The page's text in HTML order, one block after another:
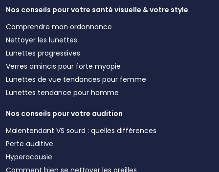
Nos conseils pour votre santé visuelle & votre style
Comprendre mon ordonnance
Nettoyer les lunettes
Lunettes progressives
Verres amincis pour forte myopie
Lunettes de vue tendances pour femme
Lunettes tendance pour homme
Nos conseils pour votre audition
Malentendant VS sourd : quelles différences
Perte auditive
Hyperacousie
Comment bien se nettoyer les oreilles